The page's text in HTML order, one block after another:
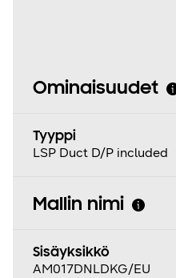
Ominaisuudet
Tyyppi
LSP Duct D/P included
Mallin nimi
Sisäyksikkö
AM017DNLDKG/EU